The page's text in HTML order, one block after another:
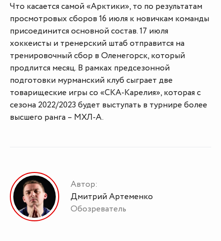
Что касается самой «Арктики», то по результатам
просмотровых сборов 16 июля к новичкам команды
присоединится основной состав. 17 июля
хоккеисты и тренерский штаб отправится на
тренировочный сбор в Оленегорск, который
продлится месяц. В рамках предсезонной
подготовки мурманский клуб сыграет две
товарищеские игры со «СКА-Карелия», которая с
сезона 2022/2023 будет выступать в турнире более
высшего ранга – МХЛ-А.
Автор:
Дмитрий Артеменко
Обозреватель